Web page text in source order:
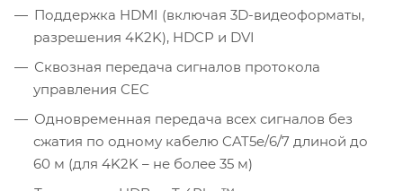
Поддержка HDMI (включая 3D-видеоформаты,
разрешения 4K2K), HDCP и DVI
Сквозная передача сигналов протокола
управления CEC
Одновременная передача всех сигналов без
сжатия по одному кабелю CAT5e/6/7 длиной до
60 м (для 4K2K – не более 35 м)